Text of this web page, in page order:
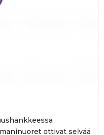
ottivat selvää